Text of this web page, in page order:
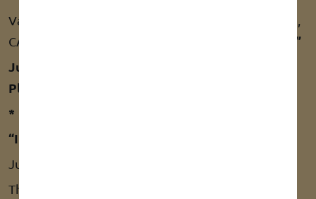
Vanity Fair von Ziskamir/Islay: V1, Anw.-Dt.-VDH-Ch,
CAC,CACIB, Best Of Breed
“German Winner 2022”
Judge for Group 8: Frau Doppelreiter (A) - 2.
Platz
*
“IDS-Neuss 09.07.2022”
Judge: Ronny Blomme (B))
Thunder Struck von Ziskamir /Tiger: V1, Anw.-Dt.-